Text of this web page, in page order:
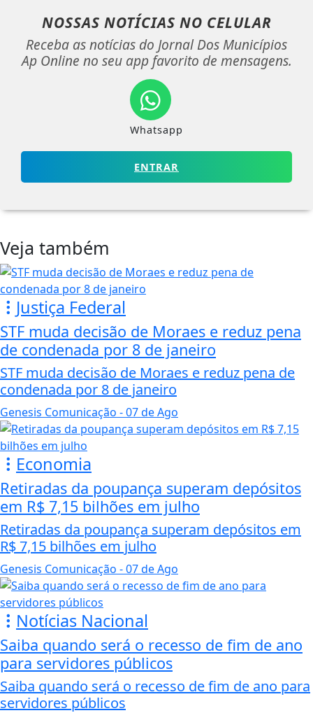
NOSSAS NOTÍCIAS NO CELULAR
Receba as notícias do Jornal Dos Municípios
Ap Online no seu app favorito de mensagens.
Whatsapp
ENTRAR
Veja também
Justiça Federal
STF muda decisão de Moraes e reduz pena
de condenada por 8 de janeiro
STF muda decisão de Moraes e reduz pena de
condenada por 8 de janeiro
Genesis Comunicação - 07 de Ago
Economia
Retiradas da poupança superam depósitos
em R$ 7,15 bilhões em julho
Retiradas da poupança superam depósitos em
R$ 7,15 bilhões em julho
Genesis Comunicação - 07 de Ago
Notícias Nacional
Saiba quando será o recesso de fim de ano
para servidores públicos
Saiba quando será o recesso de fim de ano para
servidores públicos